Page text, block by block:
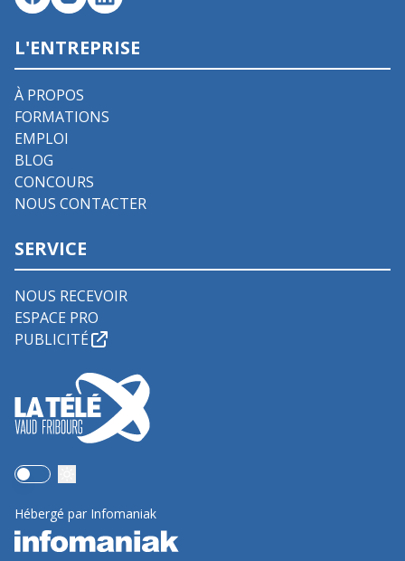
L'ENTREPRISE
À PROPOS
FORMATIONS
EMPLOI
BLOG
CONCOURS
NOUS CONTACTER
SERVICE
NOUS RECEVOIR
ESPACE PRO
PUBLICITÉ
Use setting
Hébergé par Infomaniak